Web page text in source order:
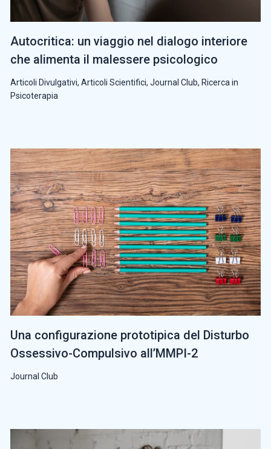
Autocritica: un viaggio nel dialogo interiore
che alimenta il malessere psicologico
Articoli Divulgativi, Articoli Scientifici, Journal Club, Ricerca in
Psicoterapia
Una configurazione prototipica del Disturbo
Ossessivo-Compulsivo all’MMPI-2
Journal Club